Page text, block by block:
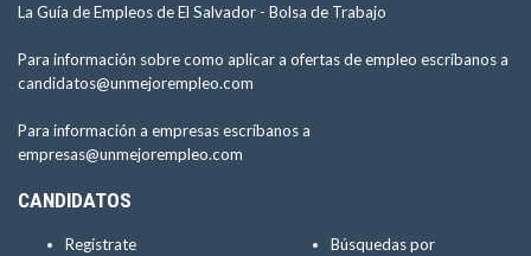
La Guía de Empleos de El Salvador - Bolsa de Trabajo
Para información sobre como aplicar a ofertas de empleo escríbanos a
candidatos@unmejorempleo.com
Para información a empresas escríbanos a
empresas@unmejorempleo.com
CANDIDATOS
Regístrate
Búsquedas por